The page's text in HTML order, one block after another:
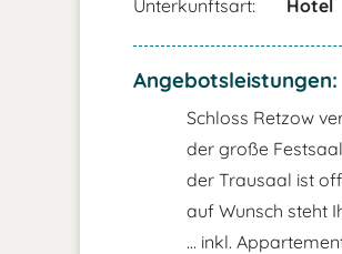
Unterkunftsart:
Hotel
Angebotsleistungen:
Schloss Retzow
der große
der Trausaal ist
auf Wunsch steht
... inkl.